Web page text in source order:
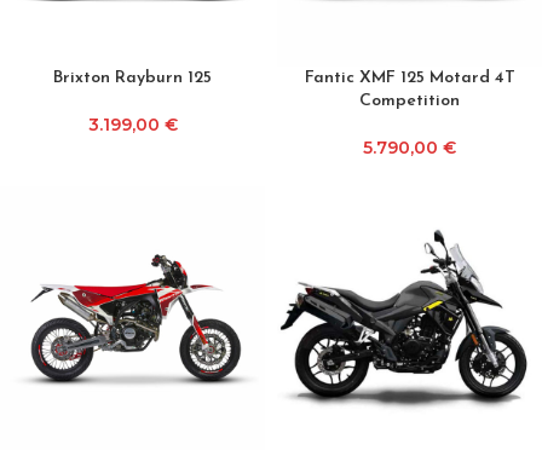
Brixton Rayburn 125
3.199,00 €
Fantic XMF 125 Motard 4T
Competition
5.790,00 €